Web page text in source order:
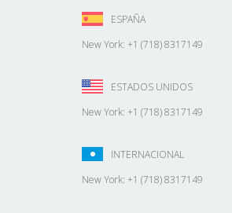
ESPAÑA
New York: +1 (718) 8317149
ESTADOS UNIDOS
New York: +1 (718) 8317149
INTERNACIONAL
New York: +1 (718) 8317149